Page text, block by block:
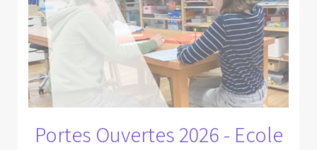
Portes Ouvertes 2026 - Ecole